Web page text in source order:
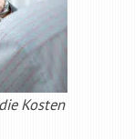
Kosten